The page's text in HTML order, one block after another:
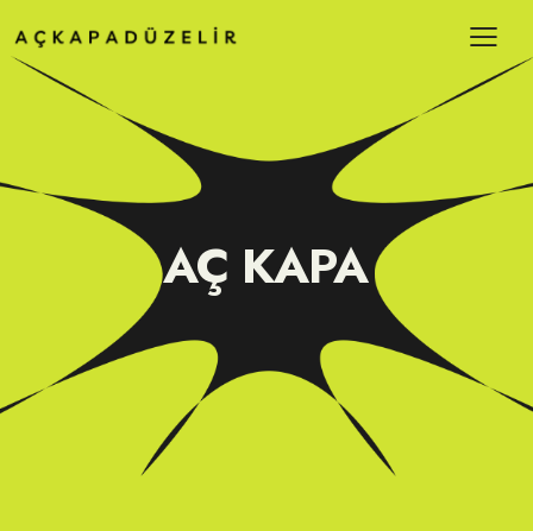
AÇ KAPA